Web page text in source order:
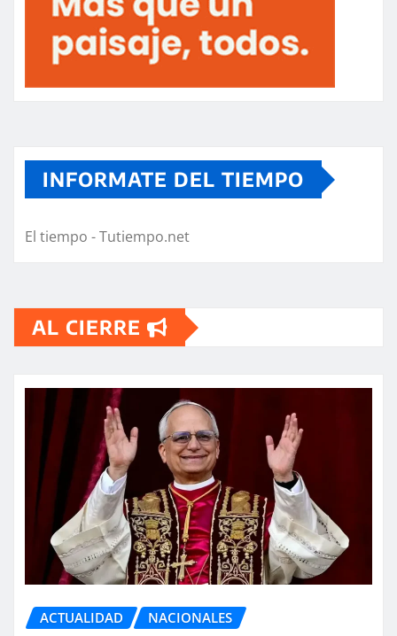
INFORMATE DEL TIEMPO
El tiempo - Tutiempo.net
AL CIERRE
ACTUALIDAD NACIONALES